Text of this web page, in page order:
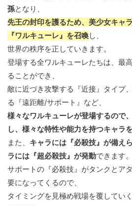
孫となり、
先王の封印を護るため、美少女キャ
『ワルキューレ』を召喚し、
世界の秩序を正していきます。
登場する全ワルキューレたちは、最
ることができ、
敵に近づき攻撃する『近接』タイプ
る『遠距離/サポート』など、
様々なワルキューレが登場するので
し、様々な特性や能力を持つキャラ
また、 キャラには『必殺技』が備え
ラには『超必殺技』が発動できます。
サポートの『必殺技』がタンクとア
要になってくるので、
タイミングを見極め戦場を覆してい